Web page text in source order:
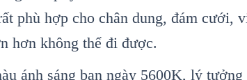
phù hợp cho chân dung, đám cưới,
hơn không thể đi được.
ánh sáng ban ngày 5600K, lý